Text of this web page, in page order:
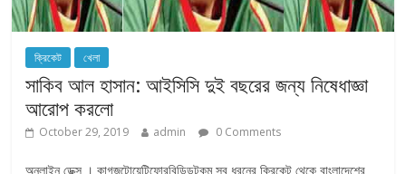
ক্রিকেট খেলা
সাকিব আল হাসান: আইসিসি দুই বছরের জন্য নিষেধাজ্ঞা
আরোপ করলো
October 29, 2019 admin 0 Comments
অনলাইন ডেক্স । কাগজটোয়েন্টিফোরবিডিডটকম সব ধরনের ক্রিকেট থেকে বাংলাদেশের